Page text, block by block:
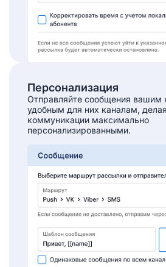
Персонализация
Отправляйте сообщения вашим
удобным для них каналам,
коммуникации максимально
персонализированными.